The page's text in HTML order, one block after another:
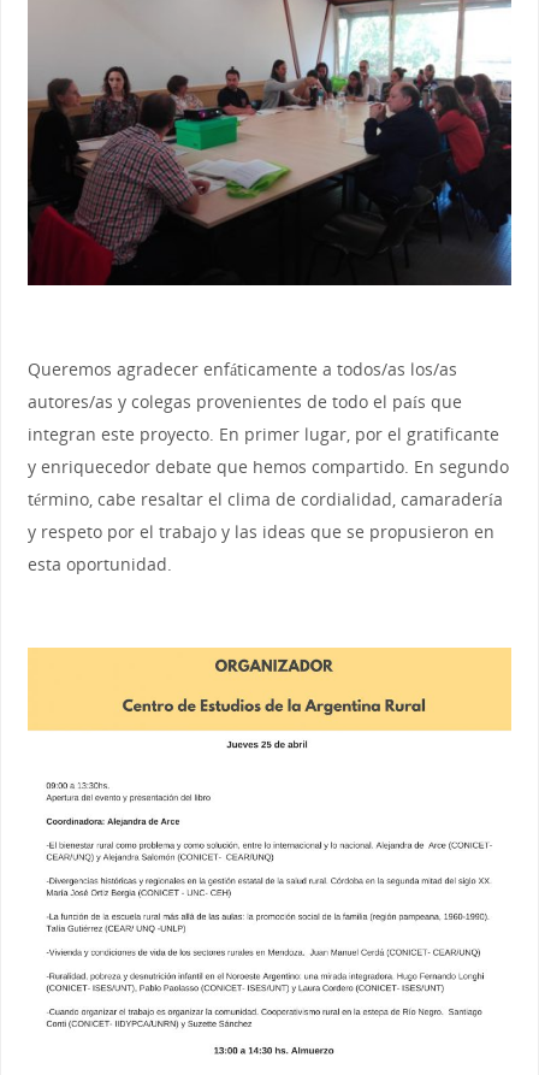
Queremos agradecer enfáticamente a todos/as los/as
autores/as y colegas provenientes de todo el país que
integran este proyecto. En primer lugar, por el gratificante
y enriquecedor debate que hemos compartido. En segundo
término, cabe resaltar el clima de cordialidad, camaradería
y respeto por el trabajo y las ideas que se propusieron en
esta oportunidad.